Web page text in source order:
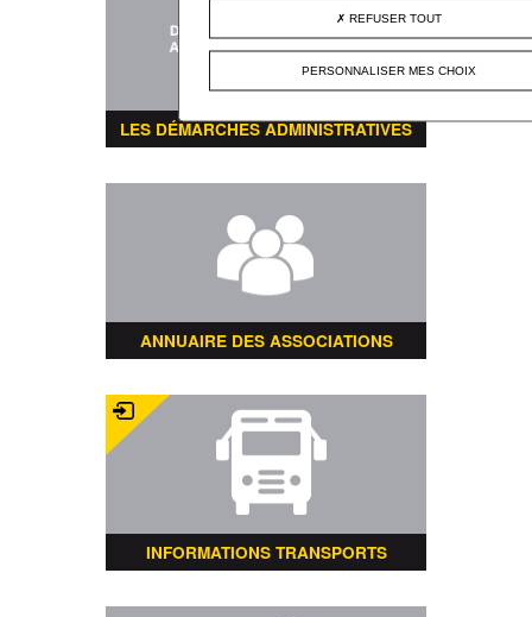
LES DÉMARCHES ADMINISTRATIVES
ANNUAIRE DES ASSOCIATIONS
INFORMATIONS TRANSPORTS
REFUSER TOUT
PERSONNALISER MES CHOIX